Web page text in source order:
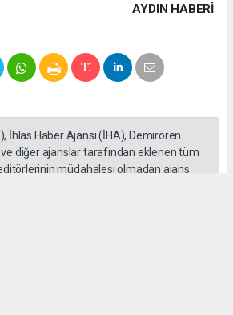
AYDIN HABERİ
İhlas Haber Ajansı (İHA), Demirören
ve diğer ajanslar tarafından eklenen tüm
müdahalesi olmadan ajans